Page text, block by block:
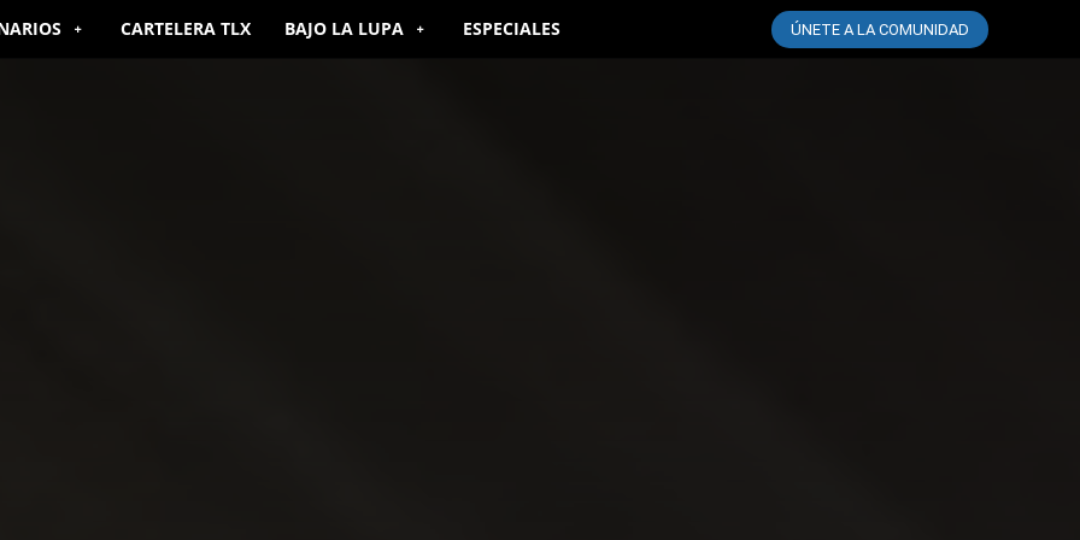
CARTELERA TLX BAJO LA LUPA ESPECIALES ÚNETE A LA COMUNIDAD